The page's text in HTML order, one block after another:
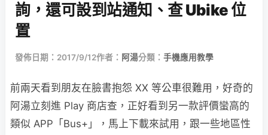
詢，還可設到站通知、查 Ubike 位
置
發佈日期：2017/9/12作者： 阿湯分類： 手機應用教學
前兩天看到朋友在臉書抱怨 XX 等公車很難用，好奇的
阿湯立刻進 Play 商店查，正好看到另一款評價蠻高的
類似 APP「Bus+」，馬上下載來試用，跟一些地區性